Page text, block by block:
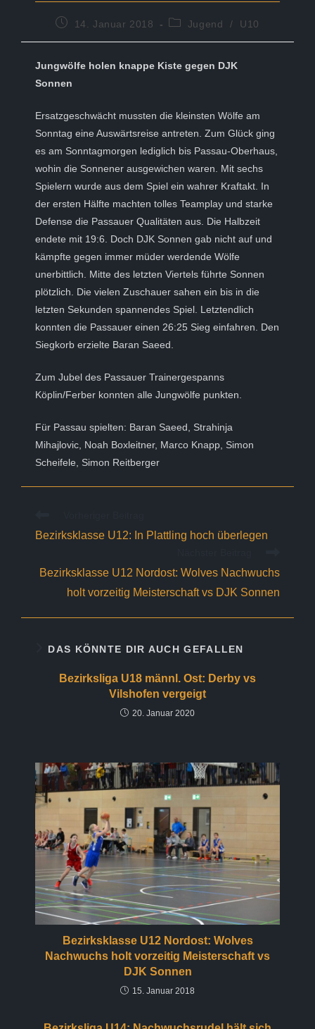
Beitrag14. Januar 2018
Beitrags-
Jugend / U10
Jungwölfe holen knappe Kiste gegen DJK
Sonnen
Ersatzgeschwächt mussten die kleinsten Wölfe am
Sonntag eine Auswärtsreise antreten. Zum Glück ging
es am Sonntagmorgen lediglich bis Passau-Oberhaus,
wohin die Sonnener ausgewichen waren. Mit sechs
Spielern wurde aus dem Spiel ein wahrer Kraftakt. In
der ersten Hälfte machten tolles Teamplay und starke
Defense die Passauer Qualitäten aus. Die Halbzeit
endete mit 19:6. Doch DJK Sonnen gab nicht auf und
kämpfte gegen immer müder werdende Wölfe
unerbittlich. Mitte des letzten Viertels führte Sonnen
plötzlich. Die vielen Zuschauer sahen ein bis in die
letzten Sekunden spannendes Spiel. Letztendlich
konnten die Passauer einen 26:25 Sieg einfahren. Den
Siegkorb erzielte Baran Saeed.
Zum Jubel des Passauer Trainergespanns
Köplin/Ferber konnten alle Jungwölfe punkten.
Für Passau spielten: Baran Saeed, Strahinja
Mihajlovic, Noah Boxleitner, Marco Knapp, Simon
Scheifele, Simon Reitberger
ansehen
Bezirksklasse U12: In Plattling hoch überlegen
Bezirksklasse U12 Nordost: Wolves Nachwuchs
holt vorzeitig Meisterschaft vs DJK Sonnen
DAS KÖNNTE DIR AUCH GEFALLEN
Bezirksliga U18 männl. Ost: Derby vs
Vilshofen vergeigt
20. Januar 2020
Bezirksklasse U12 Nordost: Wolves
Nachwuchs holt vorzeitig Meisterschaft vs
DJK Sonnen
15. Januar 2018